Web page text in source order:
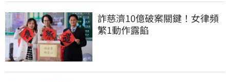
詐慈濟10億破案關鍵！女律頻
繁1動作露餡